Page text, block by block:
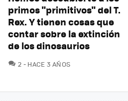
primos "primitivos" del T.
Rex. Y tienen cosas que
contar sobre la extinción
de los dinosaurios
2 COMENTARIOS
HACE 3 AÑOS